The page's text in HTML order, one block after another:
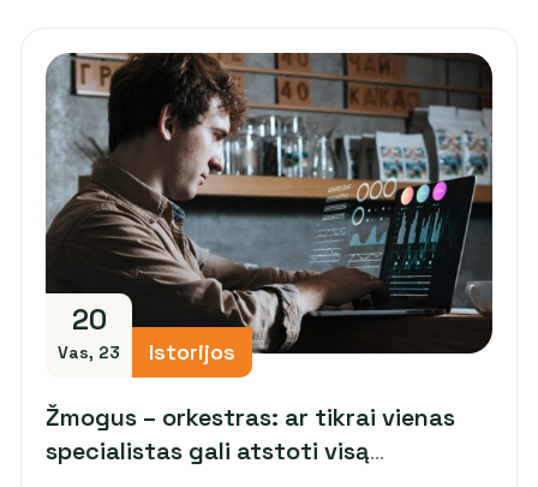
20
Vas, 23 Istorijos
Žmogus – orkestras: ar tikrai vienas
specialistas gali atstoti visą